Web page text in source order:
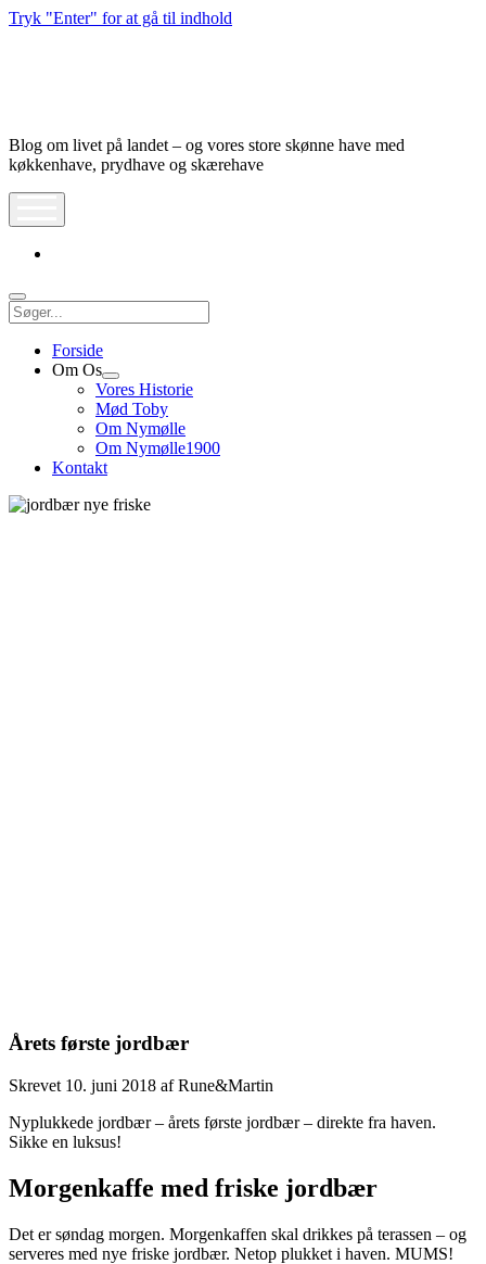
Tryk "Enter" for at gå til indhold
Blog om livet på landet – og vores store skønne have med
køkkenhave, prydhave og skærehave
Søg
Forside
Om Os
Åbn
dropdown
meny
Vores Historie
Mød Toby
Om Nymølle
Om Nymølle1900
Kontakt
Årets første jordbær
Skrevet 10. juni 2018 afRune&Martin
Nyplukkede jordbær – årets første jordbær – direkte fra haven.
Sikke en luksus!
Morgenkaffe med friske jordbær
Det er søndag morgen. Morgenkaffen skal drikkes på terassen – og
serveres med nye friske jordbær. Netop plukket i haven. MUMS!